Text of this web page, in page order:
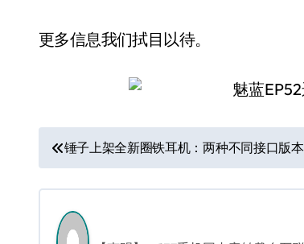
更多信息我们拭目以待。
文
章
导
锤子上架全新圈铁耳机：两种不同接口版本